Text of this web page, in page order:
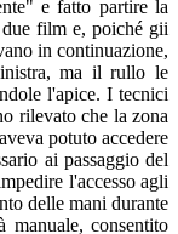
e fatto partire la
film e, poiché gii
in continuazione,
ma il rullo le
l'apice. I tecnici
rilevato che la zona
potuto accedere
ai passaggio del
l'accesso agli
delle mani durante
manuale, consentito